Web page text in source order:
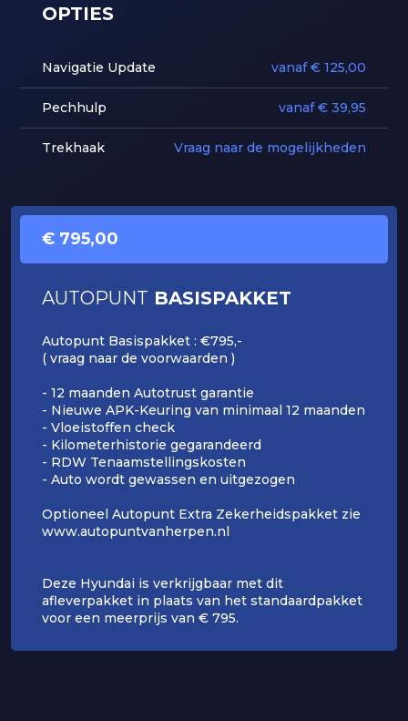
OPTIES
Navigatie Update vanaf € 125,00
Pechhulp vanaf € 39,95
Trekhaak Vraag naar de mogelijkheden
€ 795,00
AUTOPUNT BASISPAKKET
Autopunt Basispakket : €795,-
( vraag naar de voorwaarden )
- 12 maanden Autotrust garantie
- Nieuwe APK-Keuring van minimaal 12 maanden
- Vloeistoffen check
- Kilometerhistorie gegarandeerd
- RDW Tenaamstellingskosten
- Auto wordt gewassen en uitgezogen
Optioneel Autopunt Extra Zekerheidspakket zie
www.autopuntvanherpen.nl
Deze Hyundai is verkrijgbaar met dit
afleverpakket in plaats van het standaardpakket
voor een meerprijs van € 795.